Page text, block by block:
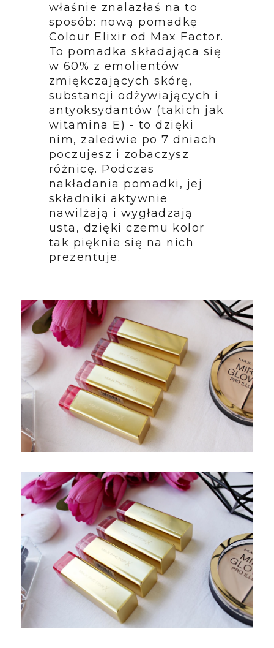
właśnie znalazłaś na to
sposób: nową pomadkę
Colour Elixir od Max Factor.
To pomadka składająca się
w 60% z emolientów
zmiękczających skórę,
substancji odżywiających i
antyoksydantów (takich jak
witamina E) - to dzięki
nim, zaledwie po 7 dniach
poczujesz i zobaczysz
różnicę. Podczas
nakładania pomadki, jej
składniki aktywnie
nawilżają i wygładzają
usta, dzięki czemu kolor
tak pięknie się na nich
prezentuje.